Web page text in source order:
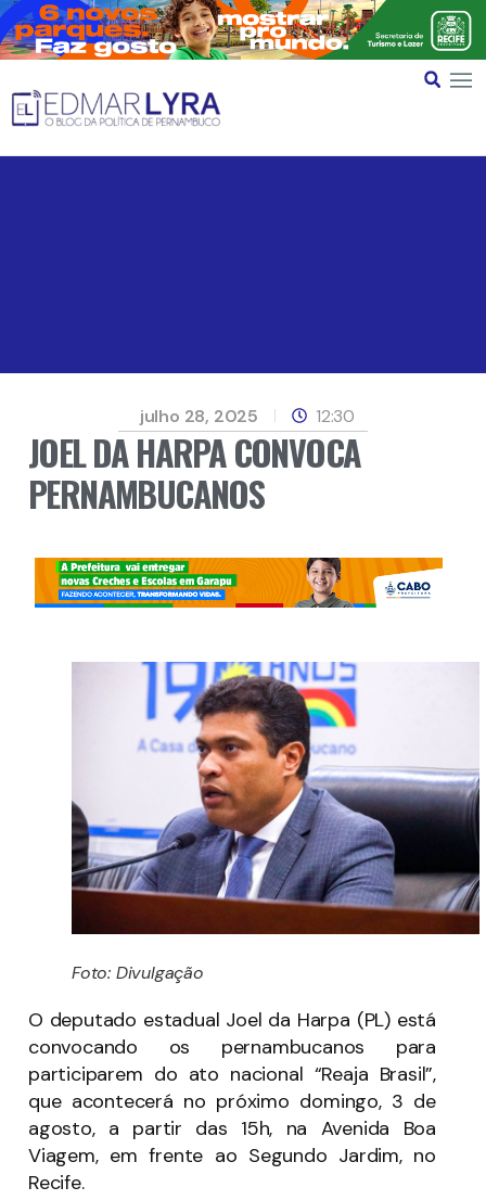
julho 28, 2025 12:30
JOEL DA HARPA CONVOCA
PERNAMBUCANOS
Foto: Divulgação
O deputado estadual Joel da Harpa (PL) está
convocando os pernambucanos para
participarem do ato nacional “Reaja Brasil”,
que acontecerá no próximo domingo, 3 de
agosto, a partir das 15h, na Avenida Boa
Viagem, em frente ao Segundo Jardim, no
Recife.